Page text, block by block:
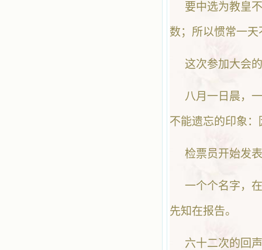
要中选为教皇
数；所以惯常一
这次参加大会
八月一日晨，
不能遗忘的印象
检票员开始发
一个个名字，
先知在报告。
六十二次的回